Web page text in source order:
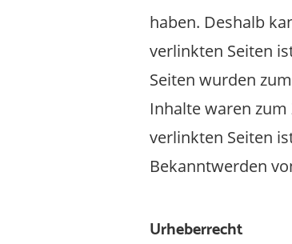
haben. Deshalb
verlinkten Seiten
Seiten wurden
Inhalte waren
verlinkten Seiten
Bekanntwerden
Urheberrecht